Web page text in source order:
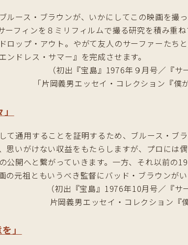
ルース・ブラウンが、いかにしてこの映画を撮
ーフィンを８ミリフィルムで撮る研究を積み重
ロップ・アウト。やがて友人のサーファーたち
ドレス・サマー』を完成させます。
（初出『宝島』1976年９月号／『
「片岡義男エッセイ・コレクション『
て通用することを証明するため、ブルース・ブ
思いがけない収益をもたらしますが、プロには
公開へと繋がっていきます。一方、それ以前の
元祖ともいうべき監督にバッド・ブラウンがい
（初出『宝島』1976年10月号／『
片岡義男エッセイ・コレクション『
」